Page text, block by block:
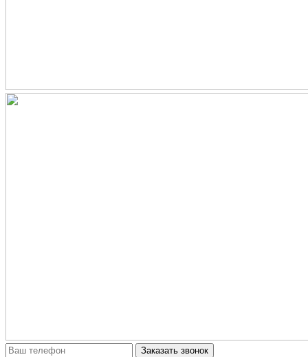
Заказать звонок